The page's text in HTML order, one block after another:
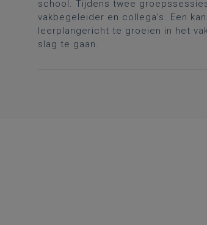
school. Tijdens twee
vakbegeleider en collega’s. Een
leerplangericht te groeien in het
slag te gaan.